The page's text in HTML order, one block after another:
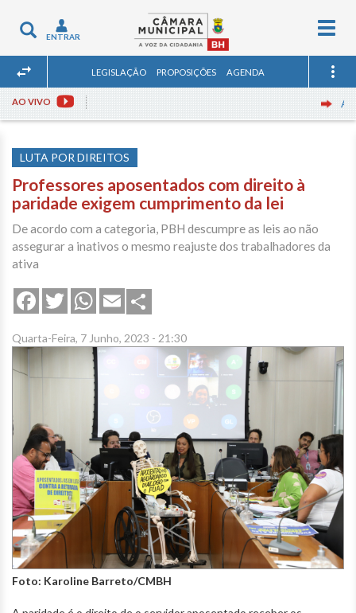
Toggle
navigation
ENTRAR
LEGISLAÇÃO PROPOSIÇÕES AGENDA
AO VIVO
LUTA POR DIREITOS
Professores aposentados com direito à
paridade exigem cumprimento da lei
De acordo com a categoria, PBH descumpre as leis ao não
assegurar a inativos o mesmo reajuste dos trabalhadores da
ativa
FacebookTwitterWhatsApp
Email
Quarta-Feira, 7 Junho, 2023 - 21:30
Foto: Karoline Barreto/CMBH